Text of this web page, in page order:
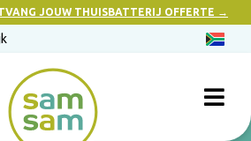
JOUW THUISBATTERIJ OFFERTE →